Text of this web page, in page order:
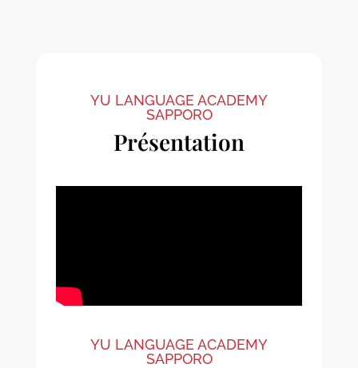
YU LANGUAGE ACADEMY
SAPPORO
Présentation
YU LANGUAGE ACADEMY
SAPPORO